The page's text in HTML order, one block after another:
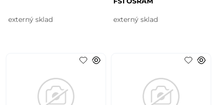
externý sklad externý sklad